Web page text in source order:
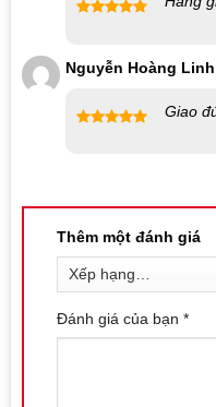
Bảo Quản: Bảo quản
Bảo Hành: 3 tháng, 1
Liên hệ mua sản
Địa chỉ:
126 Nguyễn
Website đặt hàng:
sao
Nguyễn Hoàng Linh
Giao
Thêm một đánh giá
Đánh giá của bạn *